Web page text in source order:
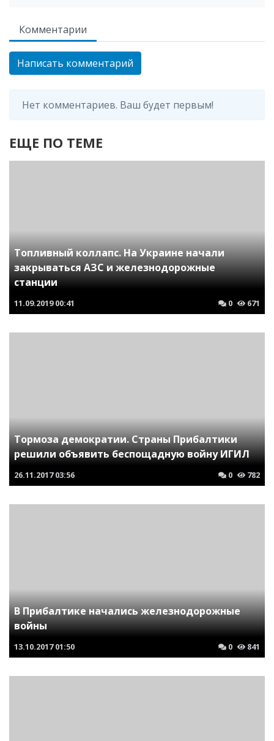
Комментарии
Написать комментарий
Нет комментариев. Ваш будет первым!
ЕЩЕ ПО ТЕМЕ
Топливный коллапс. На Украине начали
закрываться АЗС и железнодорожные
станции
11.09.2019 00:41 0 671
Тормоза демократии. Страны Прибалтики
решили объявить беспощадную войну ИГИЛ
26.11.2017 03:56 0 782
В Прибалтике начались железнодорожные
войны
13.10.2017 01:50 0 841